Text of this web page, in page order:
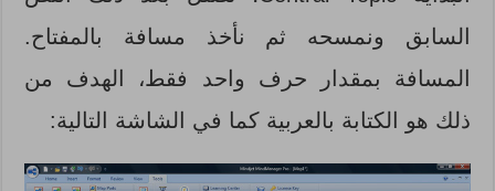
السابق ونمسحه ثم نأخذ مسافة بالمفتاح.
المسافة بمقدار حرف واحد فقط، الهدف من
ذلك هو الكتابة بالعربية كما في الشاشة التالية: